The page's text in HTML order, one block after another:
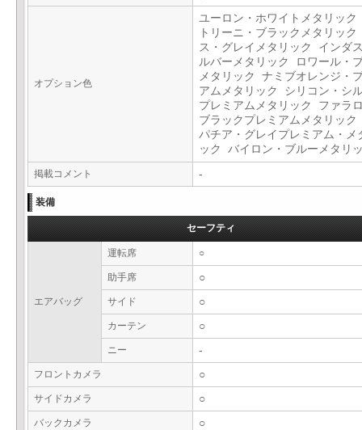
オプション色
ユーロン・ホワイトメタリッ
トリーニ・ブラックメタリッ
ス・グレイメタリック インダ
ルバーメタリック ロワール・
メタリック ナミブオレンジ・
アムメタリック シリコン・シ
プレミアムメタリック ファラ
ブラックプレミアムメタリッ
パチア・グレイプレミアム・メ
ック バイロン・ブルーメタリ
掲載コメント -
装備
セーフティ
エアバッグ
運転席 ○
助手席 ○
サイド ○
カーテン ○
ニー -
フロントカメラ ○
サイドカメラ ○
バックカメラ ○